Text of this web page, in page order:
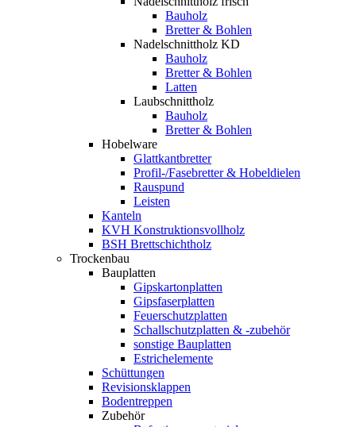
Bauholz
Bretter & Bohlen
Nadelschnittholz KD
Bauholz
Bretter & Bohlen
Latten
Laubschnittholz
Bauholz
Bretter & Bohlen
Hobelware
Glattkantbretter
Profil-/Fasebretter & Hobeldielen
Rauspund
Leisten
Kanteln
KVH Konstruktionsvollholz
BSH Brettschichtholz
Trockenbau
Bauplatten
Gipskartonplatten
Gipsfaserplatten
Feuerschutzplatten
Schallschutzplatten & -zubehör
sonstige Bauplatten
Estrichelemente
Schüttungen
Revisionsklappen
Bodentreppen
Zubehör